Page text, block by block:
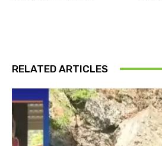
RELATED ARTICLES